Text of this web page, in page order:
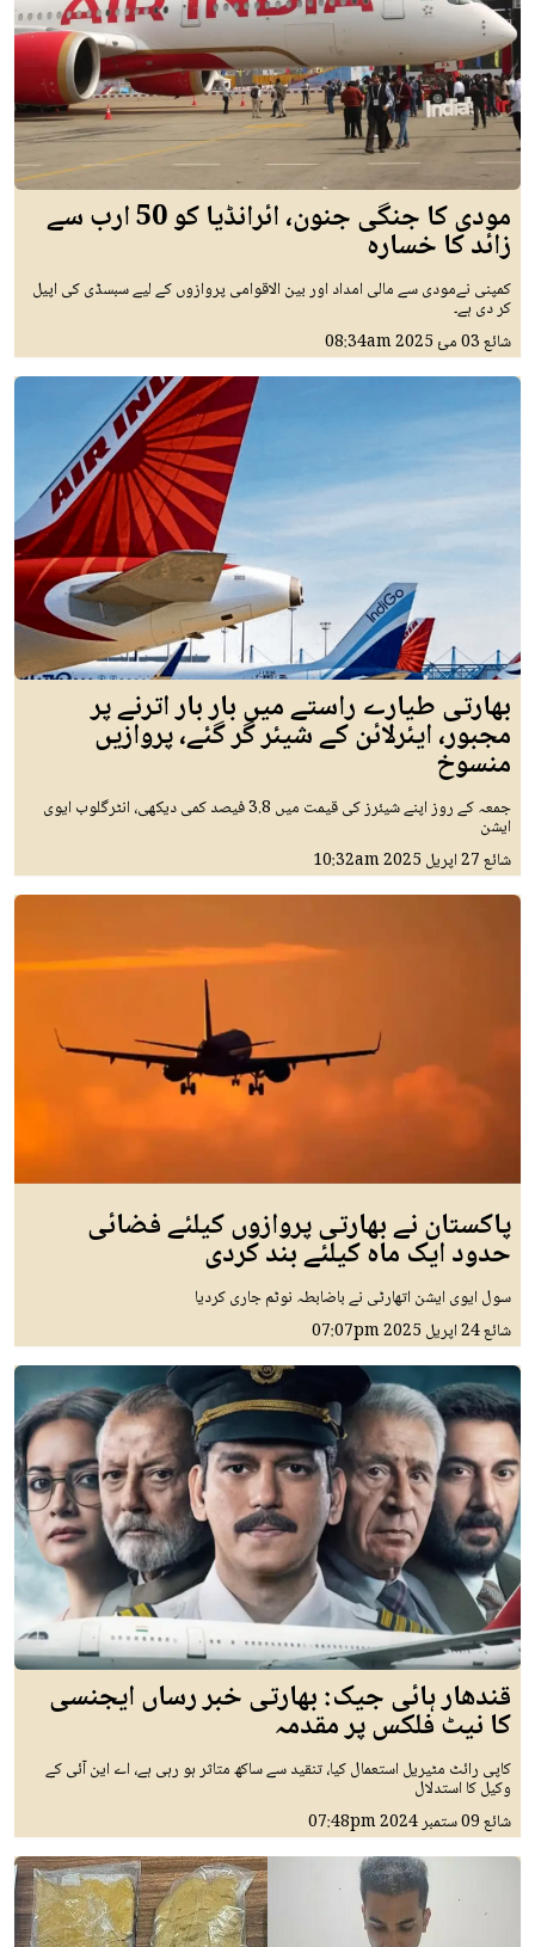
مودی کا جنگی جنون، ائرانڈیا کو 50 ارب سے
زائد کا خسارہ
کمپنی نےمودی سے مالی امداد اور بین الاقوامی پروازوں کے لیے سبسڈی کی اپیل
کر دی ہے۔
شائع03 مئ 2025 08:34am
بھارتی طیارے راستے میں بار بار اترنے پر
مجبور، ایئرلائن کے شیئر گر گئے، پروازیں
منسوخ
جمعہ کے روز اپنے شیئرز کی قیمت میں 3.8 فیصد کمی دیکھی، انٹرگلوب ایوی
ایشن
شائع27 اپريل 2025 10:32am
پاکستان نے بھارتی پروازوں کیلئے فضائی
حدود ایک ماہ کیلئے بند کردی
سول ایوی ایشن اتھارٹی نے باضابطہ نوٹم جاری کردیا
شائع24 اپريل 2025 07:07pm
قندھار ہائی جیک: بھارتی خبر رساں ایجنسی
کا نیٹ فلکس پر مقدمہ
کاپی رائٹ مٹیریل استعمال کیا، تنقید سے ساکھ متاثر ہو رہی ہے، اے این آئی کے
وکیل کا استدلال
شائع09 ستمبر 2024 07:48pm